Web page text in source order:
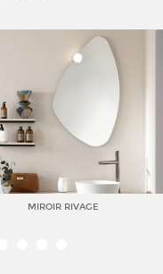
MIROIR RIVAGE